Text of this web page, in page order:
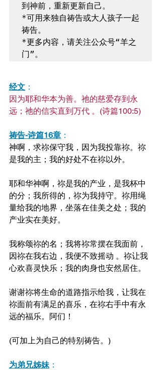
到神前，重新更新自己。
*可用来独自祷告或大人孩子一起
祷告。
*更多内容，请关注公众号“羊之
经文 ：
因为耶和华本为善。祂的慈爱存到永
远；祂的信实直到万代 。(诗篇100:5)
祷告-诗篇16章 ：
神啊，求祢保守我，因为我投靠祢。 祢
是我的主；我的好处不在祢以外。
耶和华神啊，祢是我的产业，是我杯中
的分；我所得的，祢为我持守。祢用绳
量给我的地界，坐落在佳美之处；我的
产业实在美好。
我称颂祢的名；我将祢常摆在我面前，
因祢在我右边，我便不致摇动 。祢让我
心欢喜灵快乐；我的肉身也安然居住。
谢谢祢将生命的道路指示给我，让我在
祢面前有满足的喜乐，在祢右手中有永
远的福乐。阿们！
(可加上为自己的特别祷告。)
为弟兄姊妹：